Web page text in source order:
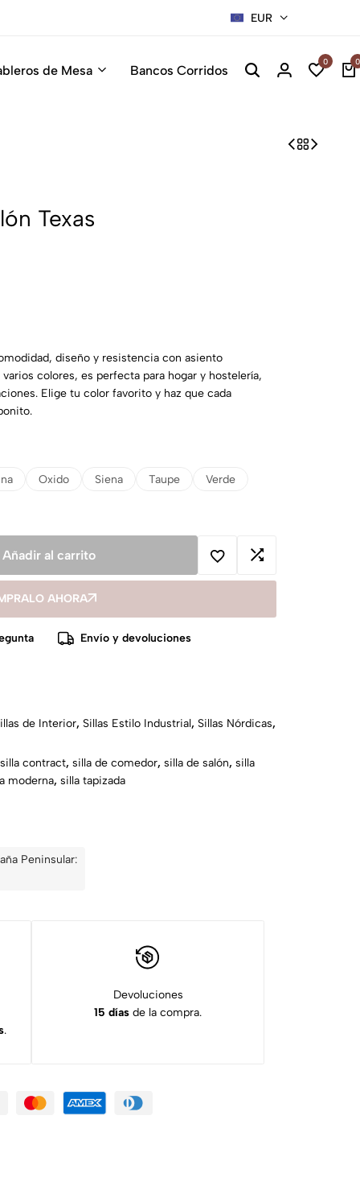
EUR
de Mesa Bancos Corridos
0 0
Texas
diseño y resistencia con asiento
colores, es perfecta para hogar y hostelería,
Elige tu color favorito y haz que cada
Oxido Siena Taupe Verde
Añadir al carrito
AHORA
Envío y devoluciones
de Interior, Sillas Estilo Industrial, Sillas Nórdicas,
silla contract, silla de comedor, silla de salón, silla
moderna, silla tapizada
Peninsular:
.
Devoluciones
15 días de la compra.